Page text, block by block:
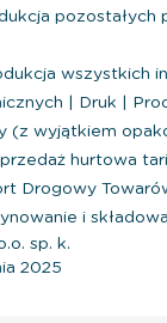
wszystkich
Druk
(z wyjątkiem
hurtowa
Drogowy
i
sp. k.
2025